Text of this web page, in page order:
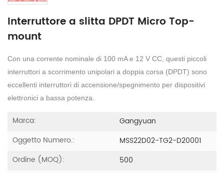
Interruttore a slitta DPDT Micro Top-
mount
Con una corrente nominale di 100 mA e 12 V CC, questi piccoli
interruttori a scorrimento unipolari a doppia corsa (DPDT) sono
eccellenti interruttori di accensione/spegnimento per dispositivi
elettronici a bassa potenza.
Marca:
Gangyuan
Oggetto Numero.:
MSS22D02-TG2-D20001
Ordine (MOQ):
500